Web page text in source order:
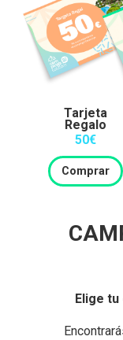
Tarjeta
Regalo
50€
Comprar
Elige